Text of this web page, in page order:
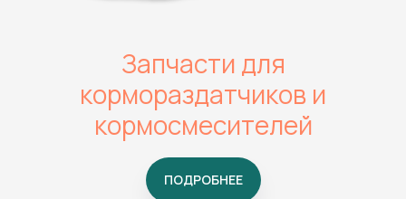
Запчасти для
кормораздатчиков и
кормосмесителей
ПОДРОБНЕЕ